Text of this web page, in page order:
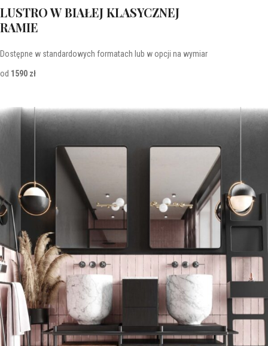
LUSTRO W BIAŁEJ KLASYCZNEJ
RAMIE
Dostępne w standardowych formatach lub w opcji na wymiar
od 1590 zł